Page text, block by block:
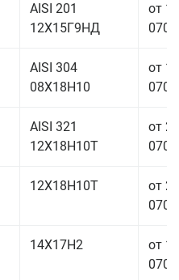
AISI 201
12Х15Г9НД
от
AISI 304
08Х18Н10
от
AISI 321
12Х18Н10Т
от
12Х18Н10Т
от
14Х17Н2
от